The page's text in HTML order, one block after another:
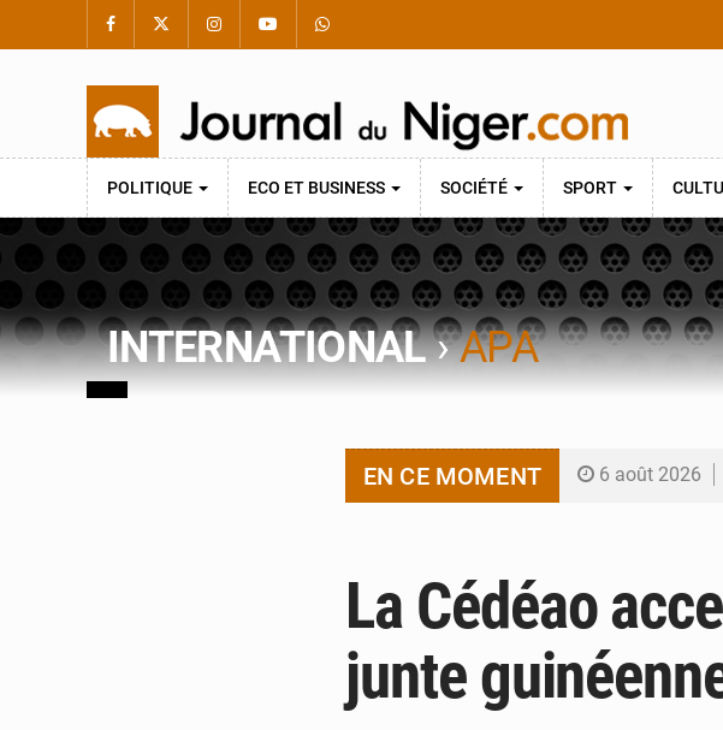
POLITIQUE ECO ET BUSINESS SOCIÉTÉ SPORT
INTERNATIONAL›APA
EN CE MOMENT 6 août 2026
6 août 2026
5 août 2026
La Cédéao
junte